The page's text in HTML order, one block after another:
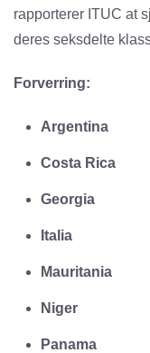
rapporterer ITUC at
deres seksdelte
Forverring:
Argentina
Costa Rica
Georgia
Italia
Mauritania
Niger
Panama